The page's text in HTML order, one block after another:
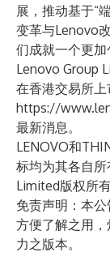
展，推动基于“
变革与Lenovo
们成就一个更
Lenovo Group
在香港交易所
https://
最新消息。
LENOVO和
标均为其各自
Limited版权所有
免责声明：本
方便了解之用
力之版本。